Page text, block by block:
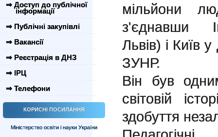
⇒ Доступ до публічної
інформації
⇒ Публічні закупівлі
⇒ Вакансії
⇒ Реєстрація в ДНЗ
⇒ ІРЦ
⇒ Телефони
КОРИСНІ ПОСИЛАННЯ
Міністерство освіти і науки України
мільйони
з'єднавши
Львів) і Київ
ЗУНР.
Він був
світовій
здобуття